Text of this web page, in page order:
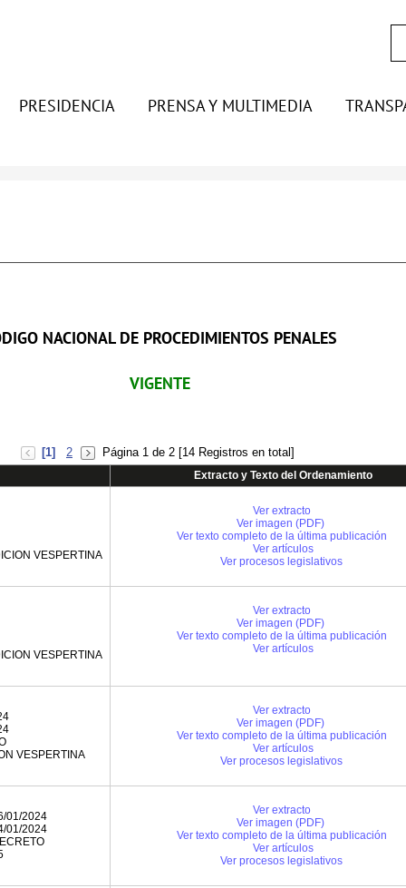
PRESIDENCIA PRENSA Y MULTIMEDIA
NACIONAL DE PROCEDIMIENTOS PENALES
VIGENTE
[1] 2 Página 1 de 2 [14 Registros en total]
Extracto y Texto del Ordenamiento
VESPERTINA
Ver extracto
Ver imagen (PDF)
Ver texto completo de la última publicación
Ver artículos
Ver procesos legislativos
VESPERTINA
Ver extracto
Ver imagen (PDF)
Ver texto completo de la última publicación
Ver artículos
VESPERTINA
Ver extracto
Ver imagen (PDF)
Ver texto completo de la última publicación
Ver artículos
Ver procesos legislativos
01/2024
01/2024
Ver extracto
Ver imagen (PDF)
Ver texto completo de la última publicación
Ver artículos
Ver procesos legislativos